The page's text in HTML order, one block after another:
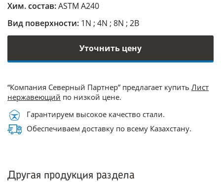
Хим. состав:ASTM A240
Вид поверхности: 1N ; 4N ; 8N ; 2B
Уточнить цену
“Компания Северный Партнер” предлагает купить Лист
нержавеющий по низкой цене.
Гарантируем высокое качество стали.
Обеспечиваем доставку по всему Казахстану.
Другая продукция раздела